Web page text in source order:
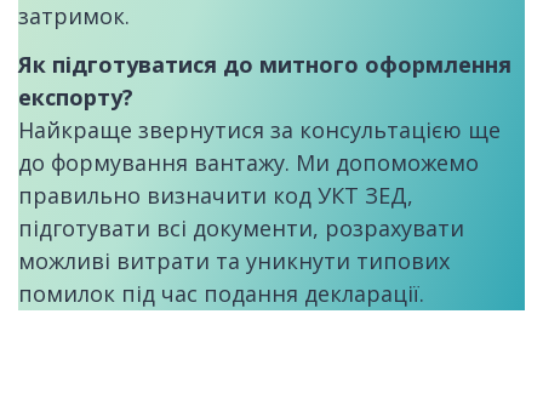
затримок.
Як підготуватися до митного оформлення
експорту?
Найкраще звернутися за консультацією ще
до формування вантажу. Ми допоможемо
правильно визначити код УКТ ЗЕД,
підготувати всі документи, розрахувати
можливі витрати та уникнути типових
помилок під час подання декларації.